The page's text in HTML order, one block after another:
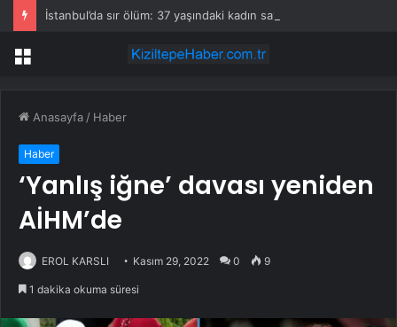
Menü
Anasayfa / Haber
Haber
‘Yanlış iğne’ davası yeniden
AİHM’de
EROL KARSLI Kasım 29, 2022 0 9
1 dakika okuma süresi